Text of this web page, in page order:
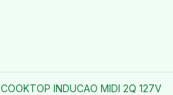
COOKTOP INDUCAO MIDI 2Q 127V